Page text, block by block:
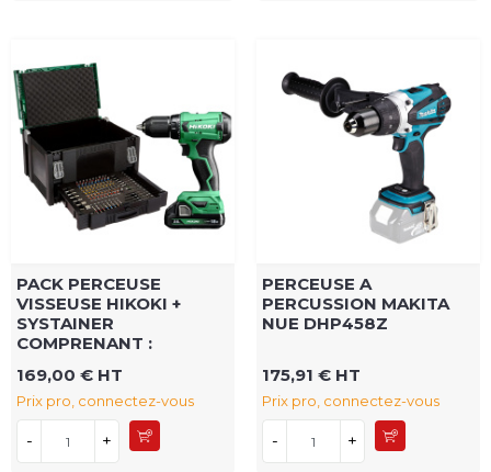
PACK PERCEUSE
VISSEUSE HIKOKI +
SYSTAINER
COMPRENANT :
169,00 € HT
Prix pro, connectez-vous
- +
PERCEUSE A
PERCUSSION MAKITA
NUE DHP458Z
175,91 € HT
Prix pro, connectez-vous
- +